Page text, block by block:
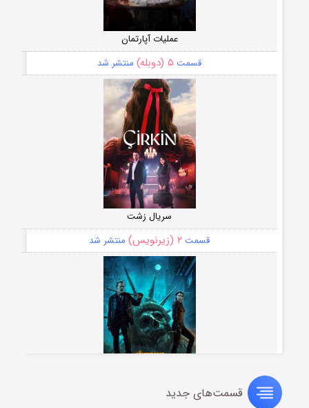
عملیات آپارتمان
قسمت ۵ (دوبله) منتشر شد
سریال زشت
قسمت ۲ (زیرنویس) منتشر شد
مردگان متحرک: شهر مرده ۳قسمت‌های جدید